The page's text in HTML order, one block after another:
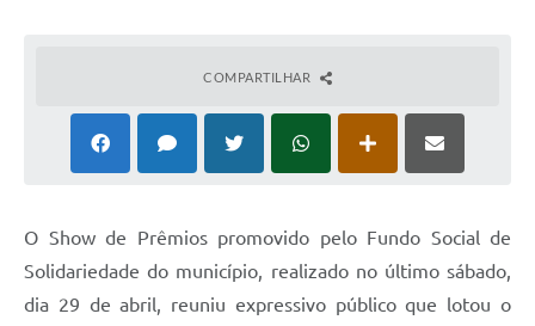
COMPARTILHAR
O Show de Prêmios promovido pelo Fundo Social de
Solidariedade do município, realizado no último sábado,
dia 29 de abril, reuniu expressivo público que lotou o